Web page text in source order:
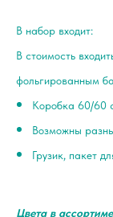
В набор входит:
В стоимость
фольгированным
Коробка 60/60
Возможны
Грузик, пакет
Цвета в